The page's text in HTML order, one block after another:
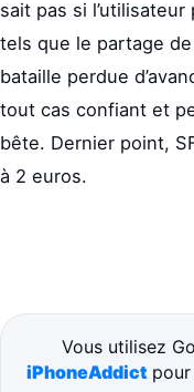
sait pas si
tels que le partage
bataille perdue
tout cas confiant et
bête. Dernier point,
à 2 euros.
Vous utilisez
iPhoneAddict